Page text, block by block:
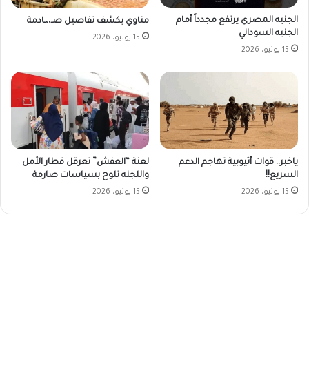
الجنيه المصري يرتفع مجدداً أمام
الجنيه السوداني
15 يونيو، 2026
مناوي يكشف تفاصيل صـ،،ـادمة
15 يونيو، 2026
ياخبر.. قوات أثيوبية تهاجم الدعم
السريع!!
15 يونيو، 2026
لعنة “العفش” تعرقل قطار الأمل
واللجنه تلوح بسياسات صارمة
15 يونيو، 2026